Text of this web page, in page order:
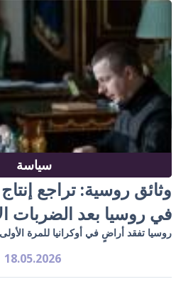
سياسة
وثائق روسية: تراجع
في روسيا بعد الضربات
روسيا تفقد أراضٍ في أوكرانيا للمرة الأولى
18.05.2026